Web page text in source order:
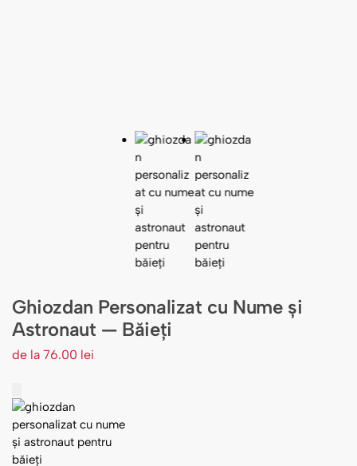
Ghiozdan Personalizat cu Nume și
Astronaut — Băieți
de la 76.00 lei